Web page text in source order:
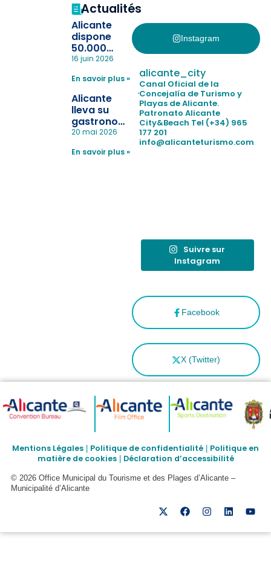
Actualités
Alicante
dispone
50.000
pulseras
la
pérdida de niños
en las
playas y
realiza con
simulacro de socorrismo
16 juin 2026
En savoir plus »
Alicante
lleva su
gastronomía
a Madrid
reforzar el
20 mai 2026
En savoir plus »
Instagram
Facebook
X (Twitter)
alicante_city
Canal Oficial de la
Concejalía de Turismo y
Playas de Alicante.
Patronato Alicante
City&Beach Tel (+34) 965
177 201
info@alicanteturismo.com
Suivre sur
Instagram
Mentions Légales Politique de confidentialité
Politique en
matière de cookies| Déclaration d’accessibilité
© 2026 Office Municipal du Tourisme et des Plages d’Alicante –
Municipalité d’Alicante